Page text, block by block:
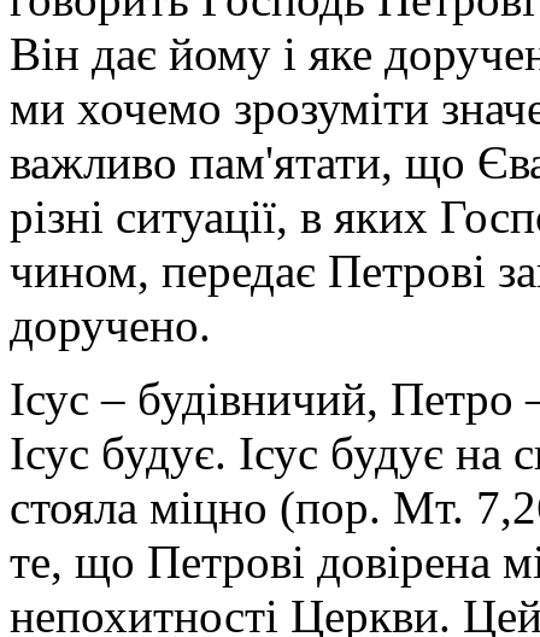
Він дає йому і яке
ми хочемо зрозуміти
важливо пам'ятати, що
різні ситуації, в яких
чином, передає Петрові
доручено.
Ісус – будівничий, Петро
Ісус будує. Ісус будує на
стояла міцно (пор. Мт.
те, що Петрові довірена
непохитності Церкви.